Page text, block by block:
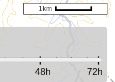
48h 72h
1km